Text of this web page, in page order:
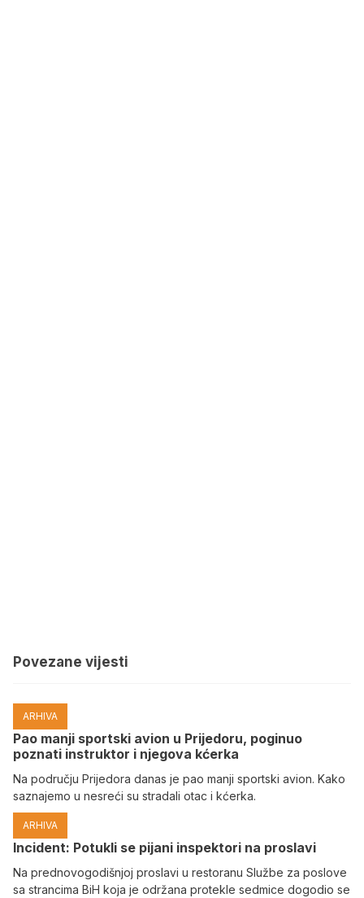
Povezane vijesti
ARHIVA
Pao manji sportski avion u Prijedoru, poginuo
poznati instruktor i njegova kćerka
Na području Prijedora danas je pao manji sportski avion. Kako
saznajemo u nesreći su stradali otac i kćerka.
ARHIVA
Incident: Potukli se pijani inspektori na proslavi
Na prednovogodišnjoj proslavi u restoranu Službe za poslove
sa strancima BiH koja je održana protekle sedmice dogodio se